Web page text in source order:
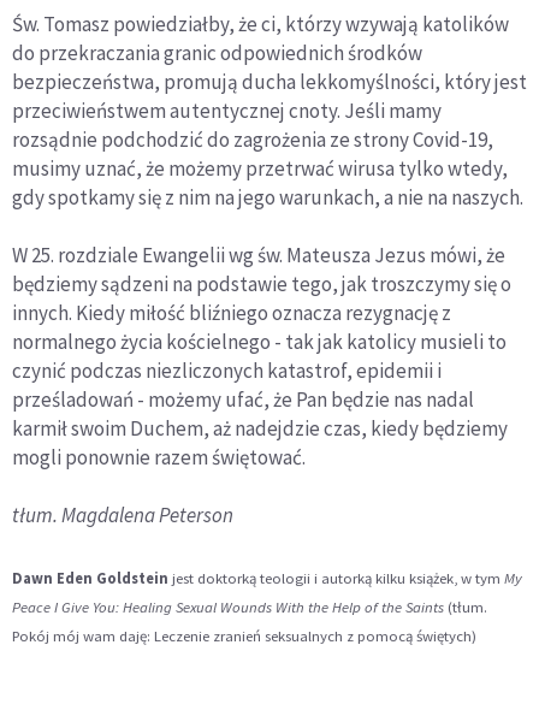
Św. Tomasz powiedziałby, że ci, którzy wzywają katolików
do przekraczania granic odpowiednich środków
bezpieczeństwa, promują ducha lekkomyślności, który jest
przeciwieństwem autentycznej cnoty. Jeśli mamy
rozsądnie podchodzić do zagrożenia ze strony Covid-19,
musimy uznać, że możemy przetrwać wirusa tylko wtedy,
gdy spotkamy się z nim na jego warunkach, a nie na naszych.
W 25. rozdziale Ewangelii wg św. Mateusza Jezus mówi, że
będziemy sądzeni na podstawie tego, jak troszczymy się o
innych. Kiedy miłość bliźniego oznacza rezygnację z
normalnego życia kościelnego - tak jak katolicy musieli to
czynić podczas niezliczonych katastrof, epidemii i
prześladowań - możemy ufać, że Pan będzie nas nadal
karmił swoim Duchem, aż nadejdzie czas, kiedy będziemy
mogli ponownie razem świętować.
tłum. Magdalena Peterson
Dawn Eden Goldstein jest doktorką teologii i autorką kilku książek, w tym My
Peace I Give You: Healing Sexual Wounds With the Help of the Saints (tłum.
Pokój mój wam daję: Leczenie zranień seksualnych z pomocą świętych)